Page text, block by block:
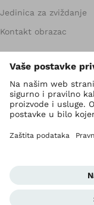
Jedinica za zviždanje
Kontakt obrazac